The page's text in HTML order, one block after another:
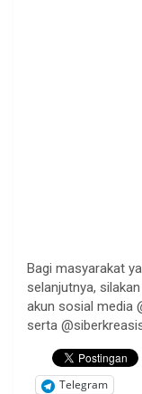
Bagi masyarakat
selanjutnya,
akun sosial media
serta
Telegram